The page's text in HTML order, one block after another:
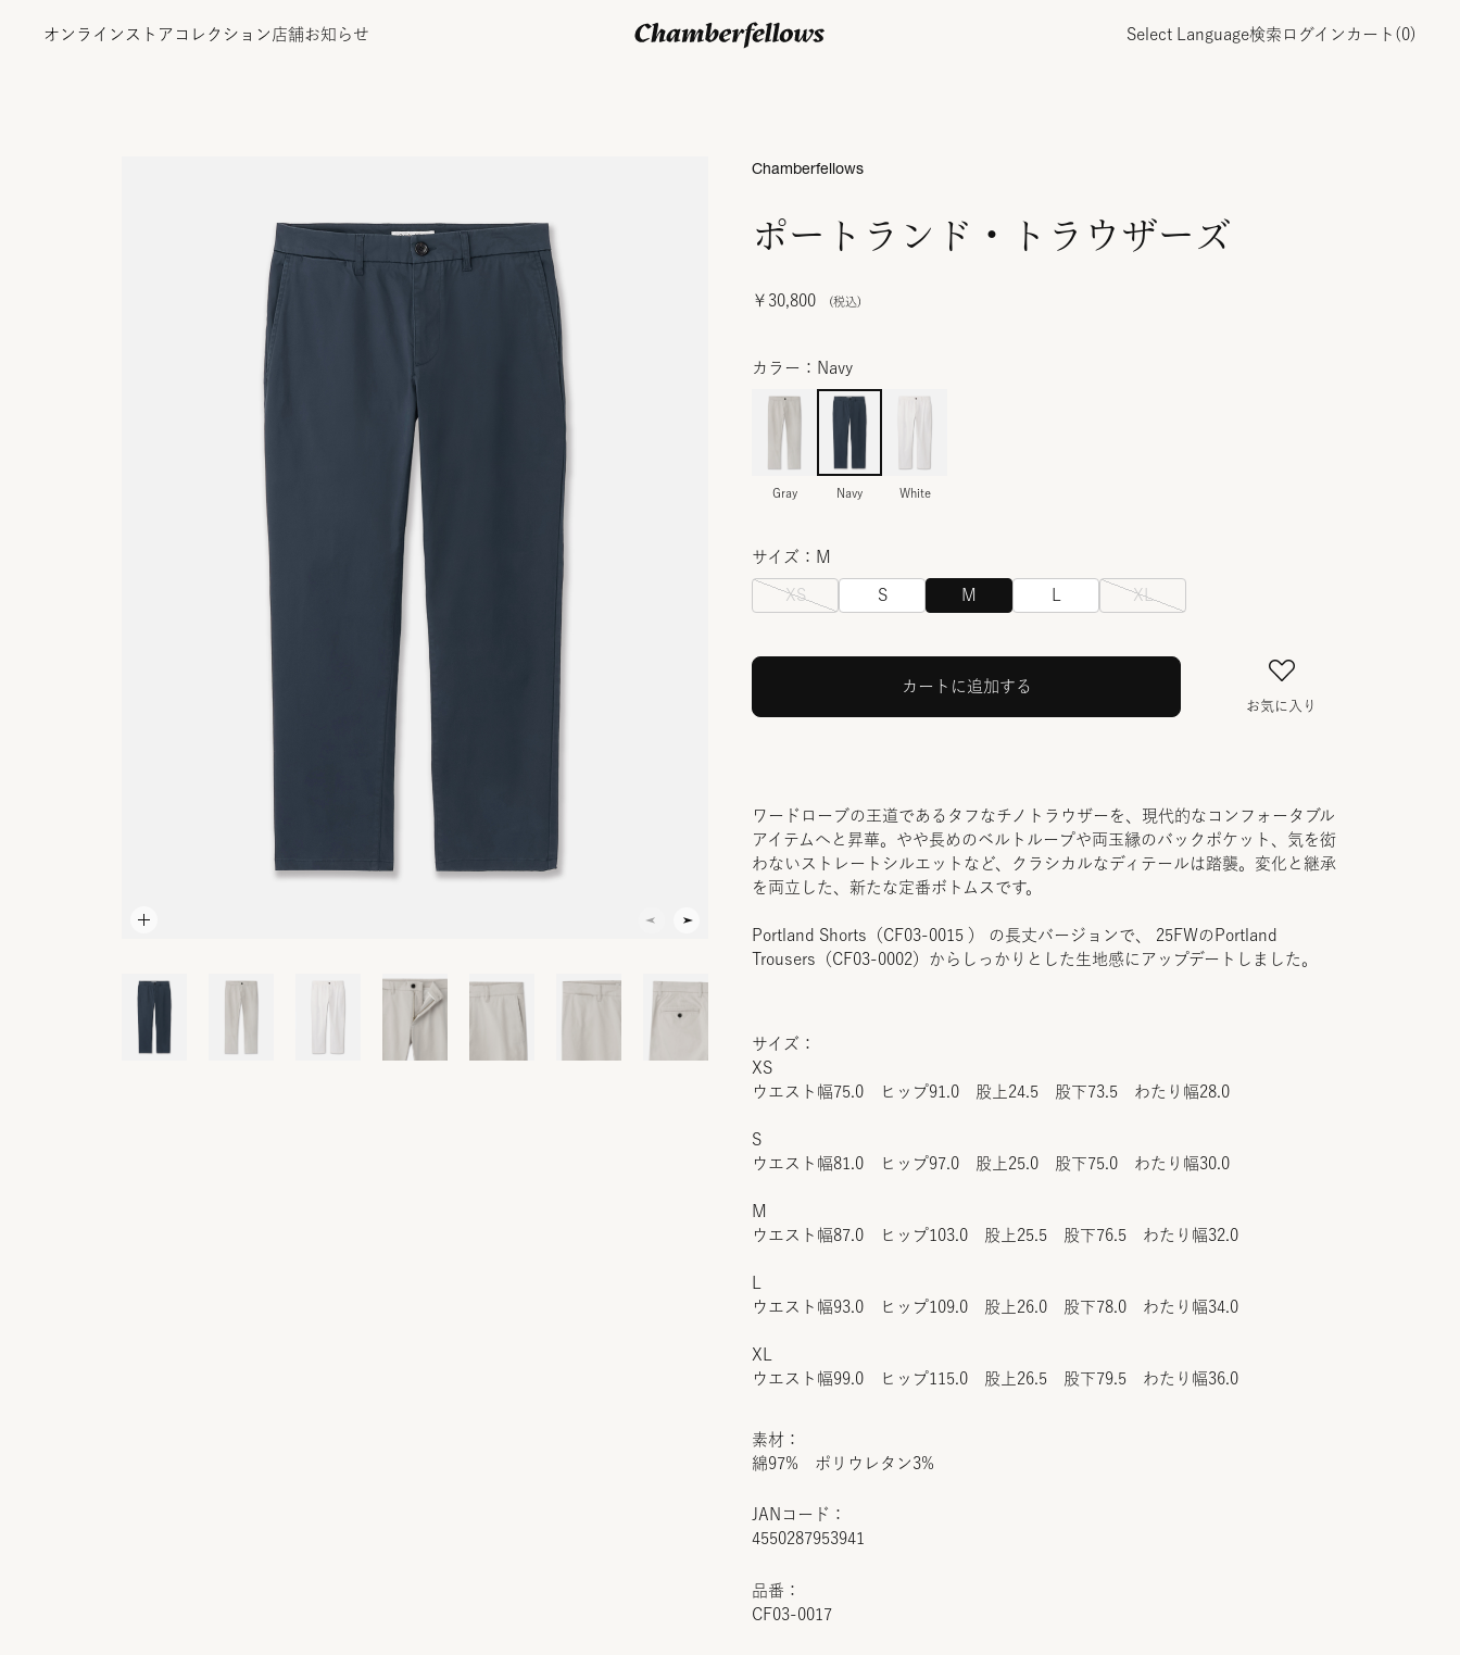
オンラインストア コレクション 店舗お知らせ Select Language検索 ログイン カート( 0)
ポートランド・トラウザーズ
￥30,800
JANコード：
4550287953941
品番：
CF03-0017
Chamberfellows
カラー：Navy
Gray Navy White
サイズ：M
XS S M XL
カートに追加する
お気に入り
ワードローブの王道であるタフなチノトラウザーを、現代的なコンフォータブル
アイテムへと昇華。やや長めのベルトループや両玉縁のバックポケット、気を衒
わないストレートシルエットなど、クラシカルなディテールは踏襲。変化と継承
を両立した、新たな定番ボトムスです。
Portland Shorts（CF03-0015 ） の長丈バージョンで、 25FWのPortland
Trousers（CF03-0002）からしっかりとした生地感にアップデートしました。
サイズ：
XS
ウエスト幅75.0 ヒップ91.0 股上24.5 股下73.5 わたり幅28.0
S
ウエスト幅81.0 ヒップ97.0 股上25.0 股下75.0 わたり幅30.0
M
ウエスト幅87.0 ヒップ103.0 股上25.5 股下76.5 わたり幅32.0
ウエスト幅93.0 ヒップ109.0 股上26.0 股下78.0 わたり幅34.0
XL
ウエスト幅99.0 ヒップ115.0 股上26.5 股下79.5 わたり幅36.0
素材：
綿97% ポリウレタン3%